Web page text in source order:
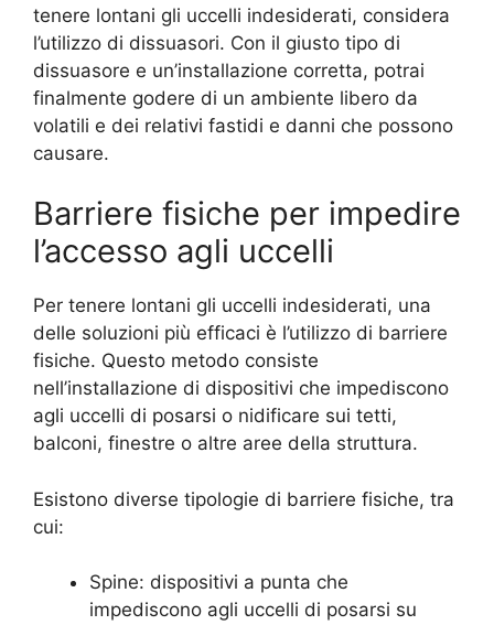
tenere lontani gli uccelli indesiderati, considera
l’utilizzo di dissuasori. Con il giusto tipo di
dissuasore e un’installazione corretta, potrai
finalmente godere di un ambiente libero da
volatili e dei relativi fastidi e danni che possono
causare.
Barriere fisiche per impedire
l’accesso agli uccelli
Per tenere lontani gli uccelli indesiderati, una
delle soluzioni più efficaci è l’utilizzo di barriere
fisiche. Questo metodo consiste
nell’installazione di dispositivi che impediscono
agli uccelli di posarsi o nidificare sui tetti,
balconi, finestre o altre aree della struttura.
Esistono diverse tipologie di barriere fisiche, tra
cui:
Spine: dispositivi a punta che
impediscono agli uccelli di posarsi su